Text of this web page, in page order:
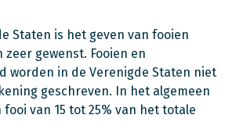
Staten is het geven van fooien
gewenst. Fooien en
worden in de Verenigde Staten niet
geschreven. In het algemeen
van 15 tot 25% van het totale